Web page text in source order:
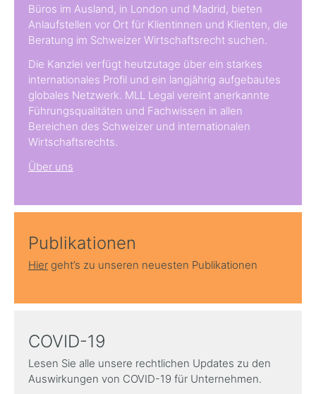
Büros im Ausland, in London und Madrid, bieten
Anlaufstellen vor Ort für Klientinnen und Klienten, die
Beratung im Schweizer Wirtschaftsrecht suchen.
Die Kanzlei verfügt heutzutage über ein starkes
internationales Profil und ein langjährig aufgebautes
globales Netzwerk. MLL Legal vereint anerkannte
Führungsqualitäten und Fachwissen in allen
Bereichen des Schweizer und internationalen
Wirtschaftsrechts.
Über uns
Publikationen
Hier geht’s zu unseren neuesten Publikationen
COVID-19
Lesen Sie alle unsere rechtlichen Updates zu den
Auswirkungen von COVID-19 für Unternehmen.